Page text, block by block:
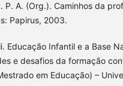
P. A. (Org.). Caminhos da
Papirus, 2003.
Educação Infantil e a Base
e desafios da formação
em Educação) –